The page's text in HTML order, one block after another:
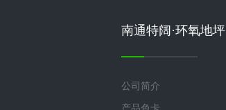
南通特阔·环氧地坪
公司简介